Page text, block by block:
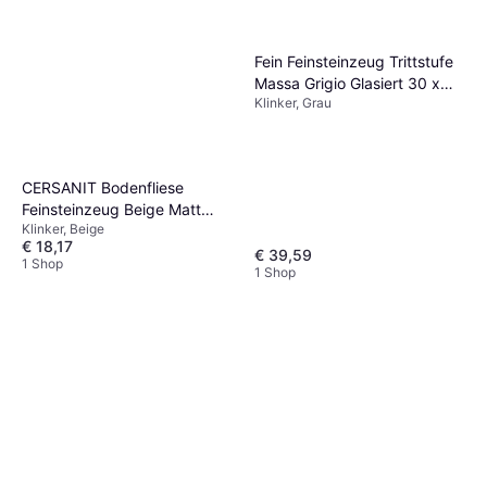
CERSANIT Bodenfliese
Feinsteinzeug Beige Matt
59.8 cm x 59.8 cm
Klinker, Beige
€ 18,17
1 Shop
Fein Feinsteinzeug Trittstufe
Massa Grigio Glasiert 30 x
120 cm
Klinker, Grau
€ 39,59
1 Shop